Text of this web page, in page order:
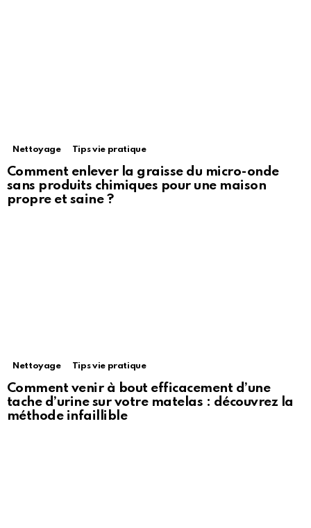
Nettoyage Tips vie pratique
Comment enlever la graisse du micro-onde
sans produits chimiques pour une maison
propre et saine ?
Nettoyage Tips vie pratique
Comment venir à bout efficacement d’une
tache d’urine sur votre matelas : découvrez la
méthode infaillible